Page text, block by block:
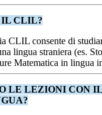
IL CLIL?
CLIL consente di
lingua straniera (es.
Matematica in lingua
LE LEZIONI CON